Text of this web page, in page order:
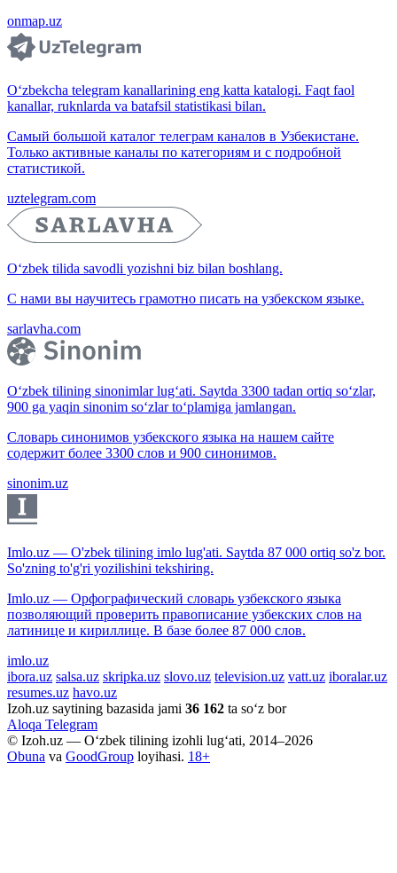
onmap.uz
O‘zbekcha telegram kanallarining eng katta katalogi. Faqt faol
kanallar, ruknlarda va batafsil statistikasi bilan.
Самый большой каталог телеграм каналов в Узбекистане.
Только активные каналы по категориям и с подробной
статистикой.
uztelegram.com
O‘zbek tilida savodli yozishni biz bilan boshlang.
С нами вы научитесь грамотно писать на узбекском языке.
sarlavha.com
O‘zbek tilining sinonimlar lug‘ati. Saytda 3300 tadan ortiq so‘zlar,
900 ga yaqin sinonim so‘zlar to‘plamiga jamlangan.
Словарь синонимов узбекского языка на нашем сайте
содержит более 3300 слов и 900 синонимов.
sinonim.uz
Imlo.uz — O'zbek tilining imlo lug'ati. Saytda 87 000 ortiq so'z bor.
So'zning to'g'ri yozilishini tekshiring.
Imlo.uz — Орфографический словарь узбекского языка
позволяющий проверить правописание узбекских слов на
латинице и кириллице. В базе более 87 000 слов.
imlo.uz
ibora.uz salsa.uz skripka.uz slovo.uz television.uz vatt.uz iboralar.uz
resumes.uz havo.uz
Izoh.uz saytining bazasida jami 36 162 ta so‘z bor
Aloqa Telegram
© Izoh.uz — O‘zbek tilining izohli lug‘ati, 2014–2026
Obuna va GoodGroup loyihasi. 18+